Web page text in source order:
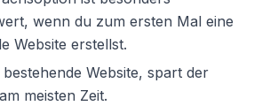
wenn du zum ersten Mal eine
Website erstellst.
Website, spart der
meisten Zeit.